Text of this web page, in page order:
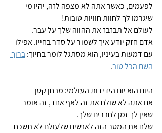
לפעמים, כאשר אתה לא מצפה לזה, יהיו מי
שיגרמו לך לחוות חוויות טובות!
לעולם אל תבזבז את ההווה שלך על עבר.
אדם חזק יודע איך לשמור על סדר בחייו. אפילו
עם דמעות בעיניו, הוא מסתגל לומר בחיוך: ברוך
השם הכל טוב.
היום הוא יום הידידות העולמי: מבחן קטן -
אם אתה לא שולח את זה לאף אחד, זה אומר
שאין לך זמן לחברים שלך.
שלח את המסר הזה לאנשים שלעולם לא תשכח